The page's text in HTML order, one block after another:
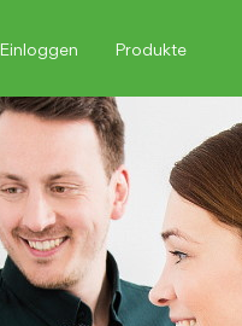
Einloggen Produkte